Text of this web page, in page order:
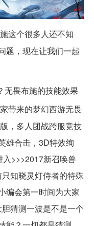
这个很多人还不知
题，现在让我们一起
无畏布施的技能效果
带来的梦幻西游无畏
，多人团战跨服竞技
雄合击，3D特效绚
>>>2017新召唤兽
知晓灵灯侍者的特殊
编会第一时间为大家
猜测一波是不是一个